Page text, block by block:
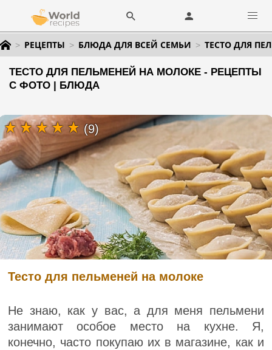
РЕЦЕПТЫ БЛЮДА ДЛЯ ВСЕЙ СЕМЬИ ТЕСТО ДЛЯ
ТЕСТО ДЛЯ ПЕЛЬМЕНЕЙ НА МОЛОКЕ - РЕЦЕПТЫ
С ФОТО | БЛЮДА
Тесто для пельменей на молоке
Не знаю, как у вас, а для меня пельмени
занимают особое место на кухне. Я,
конечно, часто покупаю их в магазине, как и
(9)